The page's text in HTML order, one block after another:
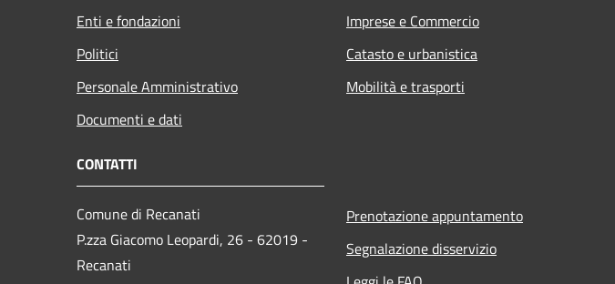
Enti e fondazioni
Politici
Personale Amministrativo
Documenti e dati
Imprese e Commercio
Catasto e urbanistica
Mobilità e trasporti
CONTATTI
Comune di Recanati
P.zza Giacomo Leopardi, 26 - 62019 -
Recanati
Prenotazione appuntamento
Segnalazione disservizio